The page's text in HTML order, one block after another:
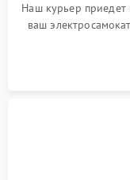
Наш курьер приедет
ваш